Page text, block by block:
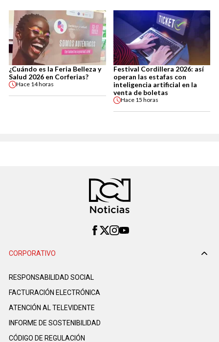
¿Cuándo es la Feria Belleza y
Salud 2026 en Corferias?
Hace 14 horas
Festival Cordillera 2026: así
operan las estafas con
inteligencia artificial en la
venta de boletas
Hace 15 horas
CORPORATIVO
RESPONSABILIDAD SOCIAL
FACTURACIÓN ELECTRÓNICA
ATENCIÓN AL TELEVIDENTE
INFORME DE SOSTENIBILIDAD
CÓDIGO DE REGULACIÓN